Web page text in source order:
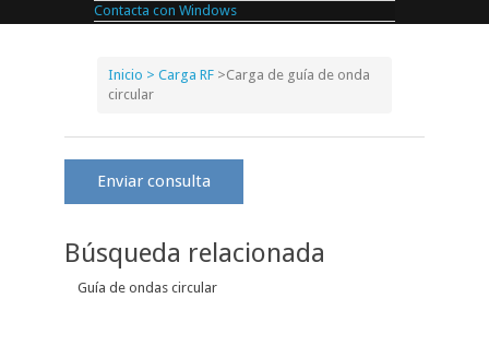
Contacta con Windows
Inicio > Carga RF >Carga de guía de onda
circular
Enviar consulta
Búsqueda relacionada
Guía de ondas circular